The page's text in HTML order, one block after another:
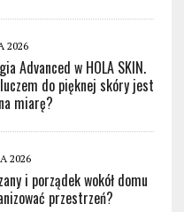
2026
Advanced w HOLA SKIN.
do pięknej skóry jest
miarę?
2026
i porządek wokół domu
przestrzeń?